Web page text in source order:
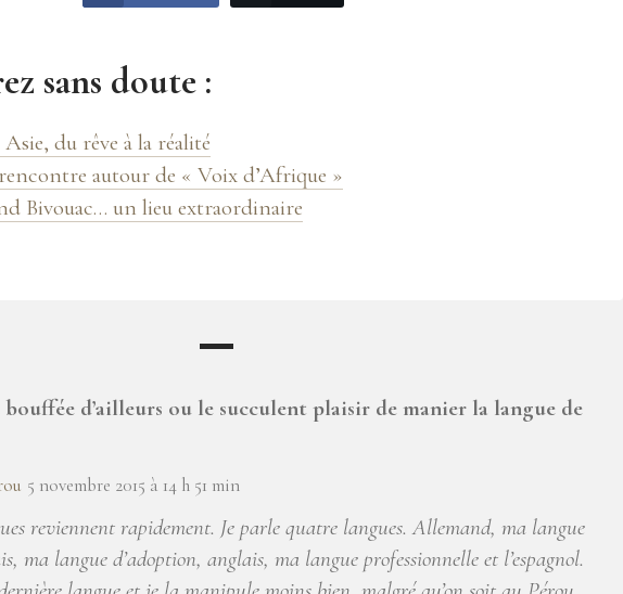
sans doute :
du rêve à la réalité
autour de « Voix d’Afrique »
Bivouac… un lieu extraordinaire
bouffée d’ailleurs ou le succulent plaisir de manier la langue de
5 novembre 2015 à 14 h 51 min
reviennent rapidement. Je parle quatre langues. Allemand, ma langue
ma langue d’adoption, anglais, ma langue professionnelle et l’espagnol.